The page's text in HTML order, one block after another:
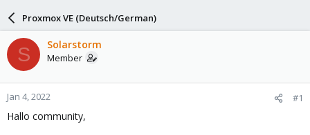
d
s
t
a
r
t
r
t
d
a
t
Proxmox VE (Deutsch/German)
S Solarstorm
Member
Jan 4, 2022 #1
Hallo community,